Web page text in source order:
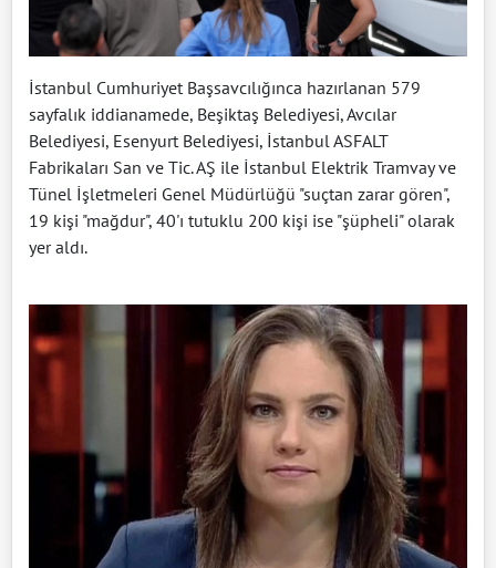
İstanbul Cumhuriyet Başsavcılığınca hazırlanan 579
sayfalık iddianamede, Beşiktaş Belediyesi, Avcılar
Belediyesi, Esenyurt Belediyesi, İstanbul ASFALT
Fabrikaları San ve Tic. AŞ ile İstanbul Elektrik Tramvay ve
Tünel İşletmeleri Genel Müdürlüğü "suçtan zarar gören",
19 kişi "mağdur", 40'ı tutuklu 200 kişi ise "şüpheli" olarak
yer aldı.